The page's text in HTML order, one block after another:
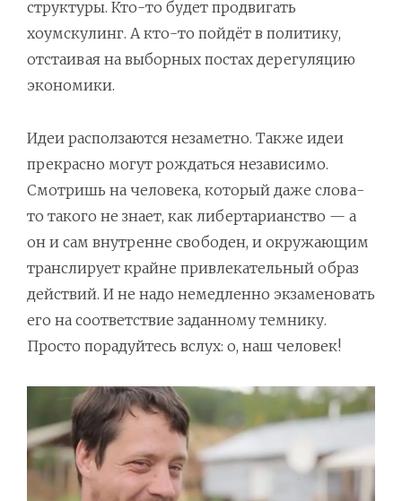
структуры. Кто-то будет продвигать
хоумскулинг. А кто-то пойдёт в политику,
отстаивая на выборных постах дерегуляцию
экономики.
Идеи расползаются незаметно. Также идеи
прекрасно могут рождаться независимо.
Смотришь на человека, который даже слова-
то такого не знает, как либертарианство — а
он и сам внутренне свободен, и окружающим
транслирует крайне привлекательный образ
действий. И не надо немедленно экзаменовать
его на соответствие заданному темнику.
Просто порадуйтесь вслух: о, наш человек!